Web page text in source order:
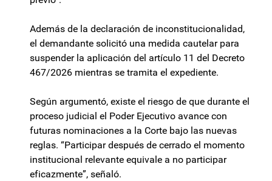
Además de la declaración de inconstitucionalidad,
el demandante solicitó una medida cautelar para
suspender la aplicación del artículo 11 del Decreto
467/2026 mientras se tramita el expediente.
Según argumentó, existe el riesgo de que durante el
proceso judicial el Poder Ejecutivo avance con
futuras nominaciones a la Corte bajo las nuevas
reglas. “Participar después de cerrado el momento
institucional relevante equivale a no participar
eficazmente”, señaló.